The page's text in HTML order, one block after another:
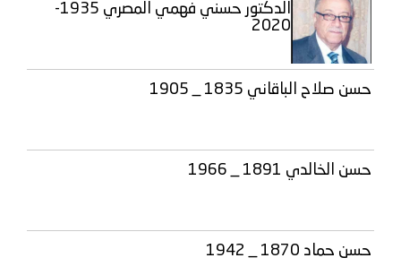
الدكتور حسني فهمي المصري 1935-
2020
حسن صلاح الباقاني 1835 _ 1905
حسن الخالدي 1891 _ 1966
حسن حماد 1870 _ 1942